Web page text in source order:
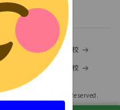
大阪中学校・高等学校
八尾中学校・高等学校
WELFARE.ALL Rights Reserved.